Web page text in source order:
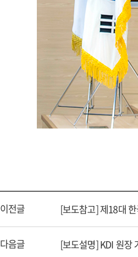
이전글 [보도참고] 제18대
다음글 [보도설명] KDI 원장